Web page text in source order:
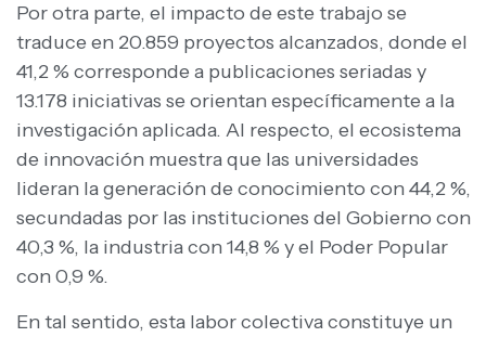
Por otra parte, el impacto de este trabajo se
traduce en 20.859 proyectos alcanzados, donde el
41,2 % corresponde a publicaciones seriadas y
13.178 iniciativas se orientan específicamente a la
investigación aplicada. Al respecto, el ecosistema
de innovación muestra que las universidades
lideran la generación de conocimiento con 44,2 %,
secundadas por las instituciones del Gobierno con
40,3 %, la industria con 14,8 % y el Poder Popular
con 0,9 %.
En tal sentido, esta labor colectiva constituye un